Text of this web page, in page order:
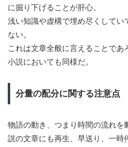
に掘り下げることが肝心。
浅い知識や虚構で埋め尽くしてい
ない。
これは文章全般に言えることであ
小説においても同様だ。
分量の配分に関する注意点
物語の動き、つまり時間の流れを
説の文章にも再生、早送り、一時